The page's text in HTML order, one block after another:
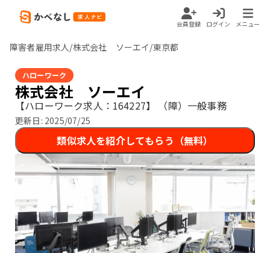
会員登録 ログイン メニュー
障害者雇用求人/株式会社 ソーエイ/東京都
ハローワーク
株式会社 ソーエイ
【ハローワーク求人：164227】 （障）一般事務
更新日: 2025/07/25
類似求人を紹介してもらう（無料）